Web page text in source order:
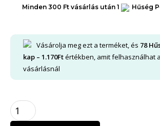
Akció
X
Minden 300 Ft vásárlás után 1 Hűség
Vásárolja meg ezt a terméket, és 78
kap – 1.170Ftértékben, amit felhasználhat
vásárlásnál